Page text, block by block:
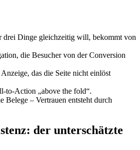
drei Dinge gleichzeitig will, bekommt von
die Besucher von der Conversion
das die Seite nicht einlöst
to-Action „above the fold“.
Belege – Vertrauen entsteht durch
der unterschätzte